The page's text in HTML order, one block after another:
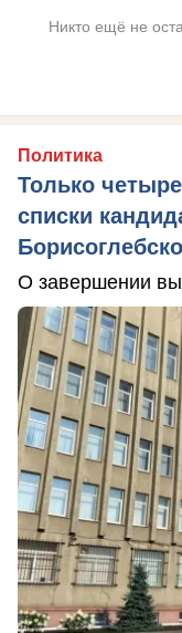
Никто ещё не
Политика
Только
списки
О завершении